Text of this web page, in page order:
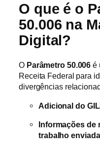
O que é o
50.006 na
Digital?
O Parâmetro 50.006 é
Receita Federal para
divergências
Adicional do
Informações de
trabalho